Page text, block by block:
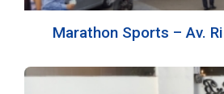
Marathon Sports – Av.